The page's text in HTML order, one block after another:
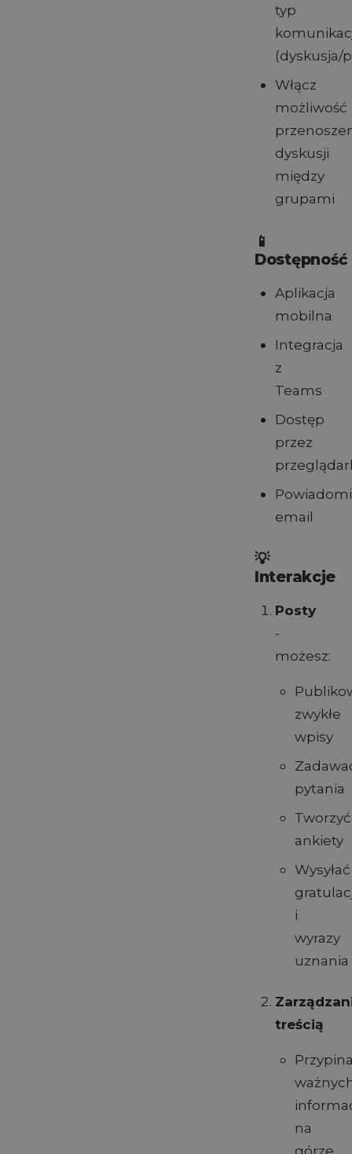
typ
(dyskusja/
Włącz
możliwość
dyskusji
między
grupami
📱
Dostępność
Aplikacja
mobilna
Integracja
z
Teams
Dostęp
przez
email
💡
Interakcje
Posty
-
możesz:
zwykłe
wpisy
pytania
Tworzyć
ankiety
Wysyłać
i
wyrazy
uznania
treścią
na
górze